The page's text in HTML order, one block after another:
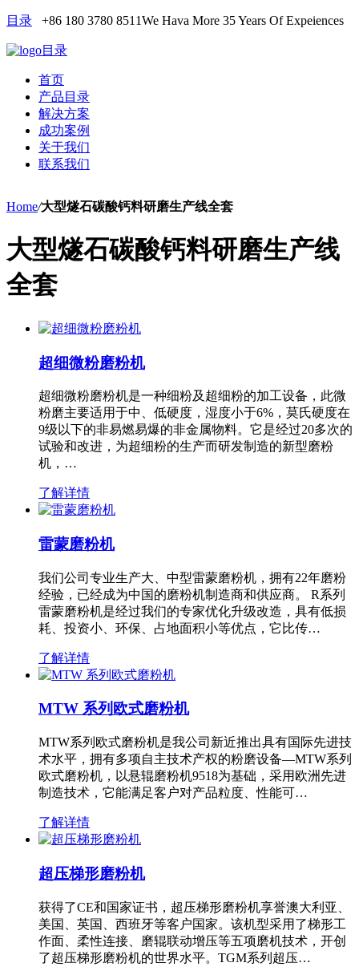
目录 +86 180 3780 8511We Hava More 35 Years Of Expeiences
目录
首页
产品目录
解决方案
成功案例
关于我们
联系我们
Home/大型燧石碳酸钙料研磨生产线全套
大型燧石碳酸钙料研磨生产线
全套
超细微粉磨粉机
超细微粉磨粉机是一种细粉及超细粉的加工设备，此微
粉磨主要适用于中、低硬度，湿度小于6%，莫氏硬度在
9级以下的非易燃易爆的非金属物料。它是经过20多次的
试验和改进，为超细粉的生产而研发制造的新型磨粉
机，…
了解详情
雷蒙磨粉机
我们公司专业生产大、中型雷蒙磨粉机，拥有22年磨粉
经验，已经成为中国的磨粉机制造商和供应商。 R系列
雷蒙磨粉机是经过我们的专家优化升级改造，具有低损
耗、投资小、环保、占地面积小等优点，它比传…
了解详情
MTW 系列欧式磨粉机
MTW系列欧式磨粉机是我公司新近推出具有国际先进技
术水平，拥有多项自主技术产权的粉磨设备—MTW系列
欧式磨粉机，以悬辊磨粉机9518为基础，采用欧洲先进
制造技术，它能满足客户对产品粒度、性能可…
了解详情
超压梯形磨粉机
获得了CE和国家证书，超压梯形磨粉机享誉澳大利亚、
美国、英国、西班牙等客户国家。该机型采用了梯形工
作面、柔性连接、磨辊联动增压等五项磨机技术，开创
了超压梯形磨粉机的世界水平。TGM系列超压…